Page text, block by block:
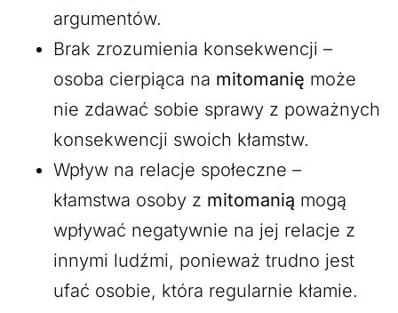
argumentów.
Brak zrozumienia konsekwencji –
osoba cierpiąca na mitomanię może
nie zdawać sobie sprawy z poważnych
konsekwencji swoich kłamstw.
Wpływ na relacje społeczne –
kłamstwa osoby z mitomanią mogą
wpływać negatywnie na jej relacje z
innymi ludźmi, ponieważ trudno jest
ufać osobie, która regularnie kłamie.